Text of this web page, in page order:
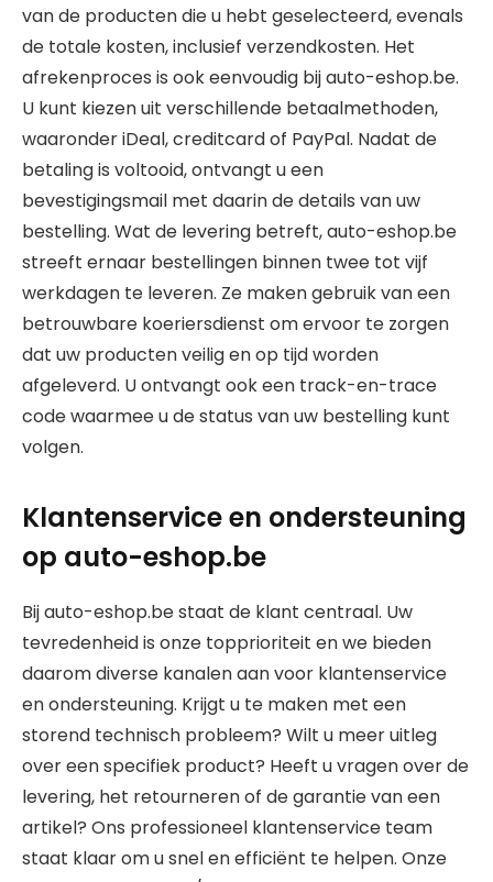
van de producten die u hebt geselecteerd, evenals
de totale kosten, inclusief verzendkosten. Het
afrekenproces is ook eenvoudig bij auto-eshop.be.
U kunt kiezen uit verschillende betaalmethoden,
waaronder iDeal, creditcard of PayPal. Nadat de
betaling is voltooid, ontvangt u een
bevestigingsmail met daarin de details van uw
bestelling. Wat de levering betreft, auto-eshop.be
streeft ernaar bestellingen binnen twee tot vijf
werkdagen te leveren. Ze maken gebruik van een
betrouwbare koeriersdienst om ervoor te zorgen
dat uw producten veilig en op tijd worden
afgeleverd. U ontvangt ook een track-en-trace
code waarmee u de status van uw bestelling kunt
volgen.
Klantenservice en ondersteuning
op auto-eshop.be
Bij auto-eshop.be staat de klant centraal. Uw
tevredenheid is onze topprioriteit en we bieden
daarom diverse kanalen aan voor klantenservice
en ondersteuning. Krijgt u te maken met een
storend technisch probleem? Wilt u meer uitleg
over een specifiek product? Heeft u vragen over de
levering, het retourneren of de garantie van een
artikel? Ons professioneel klantenservice team
staat klaar om u snel en efficiënt te helpen. Onze